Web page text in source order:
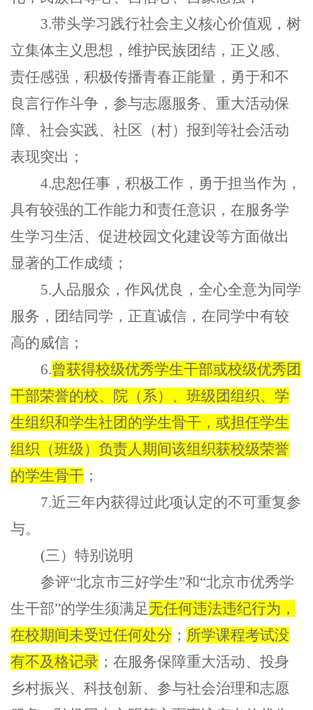
3.带头学习践行社会主义核心价值观，树
立集体主义思想，维护民族团结，正义感、
责任感强，积极传播青春正能量，勇于和不
良言行作斗争，参与志愿服务、重大活动保
障、社会实践、社区（村）报到等社会活动
表现突出；
4.忠恕任事，积极工作，勇于担当作为，
具有较强的工作能力和责任意识，在服务学
生学习生活、促进校园文化建设等方面做出
显著的工作成绩；
5.人品服众，作风优良，全心全意为同学
服务，团结同学，正直诚信，在同学中有较
高的威信；
6.曾获得校级优秀学生干部或校级优秀团
干部荣誉的校、院（系）、班级团组织、学
生组织和学生社团的学生骨干，或担任学生
组织（班级）负责人期间该组织获校级荣誉
的学生骨干 ；
7.近三年内获得过此项认定的不可重复参
与。
(三）特别说明
参评“北京市三好学生”和“北京市优秀学
生干部”的学生须满足无任何违法违纪行为，
在校期间未受过任何处分 ； 所学课程考试没
有不及格记录 ；在服务保障重大活动、投身
乡村振兴、科技创新、参与社会治理和志愿